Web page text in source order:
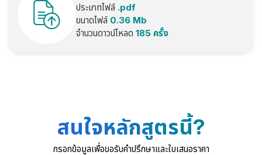
โอกาสทางด้าน_ISO90012015-
WMC
ประเภทไฟล์ .pdf
ขนาดไฟล์ 0.36 Mb
จำนวนดาวน์โหลด 185 ครั้ง
สนใจหลักสูตรนี้?
กรอกข้อมูลเพื่อขอรับคำปรึกษาและใบเสนอราคา